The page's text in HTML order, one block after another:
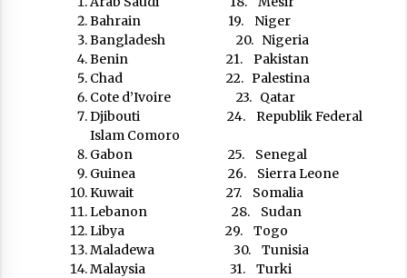
Bahrain 19. Niger
Bangladesh 20. Nigeria
Benin 21. Pakistan
Chad 22. Palestina
Cote d’Ivoire 23. Qatar
Djibouti 24. Republik Federal
Islam Comoro
Gabon 25. Senegal
Guinea 26. Sierra Leone
Kuwait 27. Somalia
Lebanon 28. Sudan
Libya 29. Togo
Maladewa 30. Tunisia
Malaysia 31. Turki